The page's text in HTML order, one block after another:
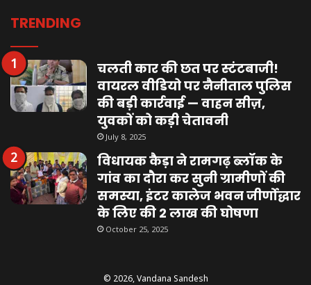
TRENDING
चलती कार की छत पर स्टंटबाजी!
वायरल वीडियो पर नैनीताल पुलिस
की बड़ी कार्रवाई — वाहन सीज़,
युवकों को कड़ी चेतावनी
July 8, 2025
विधायक कैड़ा ने रामगढ़ ब्लॉक के
गांव का दौरा कर सुनी ग्रामीणों की
समस्या, इंटर कालेज भवन जीर्णोद्धार
के लिए की 2 लाख की घोषणा
October 25, 2025
© 2026,Vandana Sandesh